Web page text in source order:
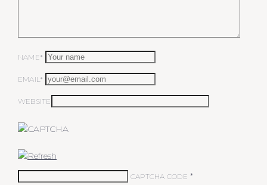
NAME*
EMAIL*
WEBSITE
CAPTCHA CODE *